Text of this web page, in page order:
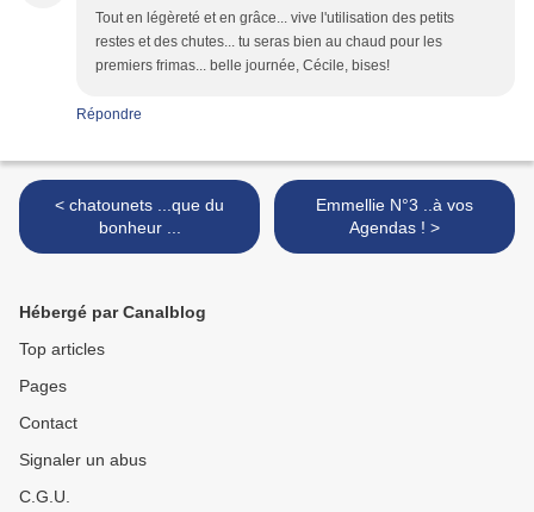
Tout en légèreté et en grâce... vive l'utilisation des petits
restes et des chutes... tu seras bien au chaud pour les
premiers frimas... belle journée, Cécile, bises!
Répondre
< chatounets ...que du
bonheur ...
Emmellie N°3 ..à vos
Agendas ! >
Hébergé par Canalblog
Top articles
Pages
Contact
Signaler un abus
C.G.U.